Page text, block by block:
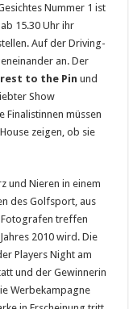
Nummer 1 ist
15.30 Uhr ihr
Auf der Driving-
an. Der
to the Pin und
Show
Finalistinnen müssen
zeigen, ob sie
und Nieren in einem
des Golfsport, aus
treffen
2010 wird. Die
Players Night am
und der Gewinnerin
Werbekampagne